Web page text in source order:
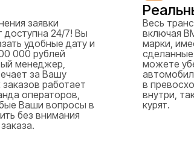
заявки
доступна 24/7! Вы
удобные дату и
000 рублей
менеджер,
за Вашу
работает
операторов,
Ваши вопросы в
без внимания
Весь
включая
марки,
можете
в
внутри,
курят.